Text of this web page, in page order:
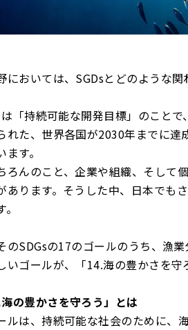
においては、SGDsとどのような関
は「持続可能な開発目標」のこと
れた、世界各国が2030年までに
す。
ろんのこと、企業や組織、そして
あります。そうした中、日本でも
のSDGsの17のゴールのうち、漁
いゴールが、「14.海の豊かさを守
の豊かさを守ろう」とは
ルは、持続可能な社会のために、